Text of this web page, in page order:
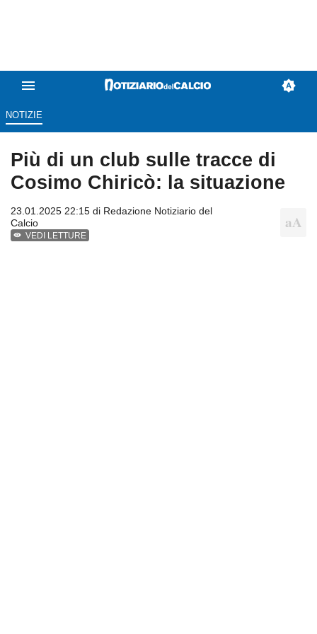
NOTIZIE
Più di un club sulle tracce di
Cosimo Chiricò: la situazione
23.01.2025 22:15 di Redazione Notiziario del
Calcio
VEDI LETTURE